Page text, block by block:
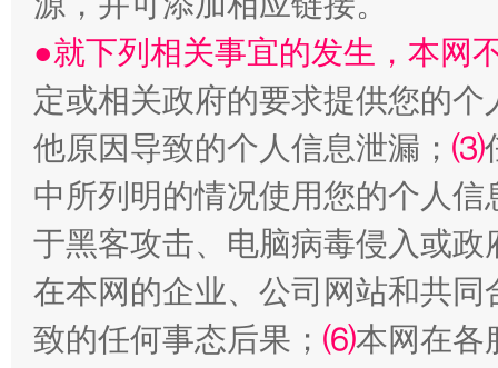
阿坝州三大球赛在茂县开幕 规模
●就下列相关事宜的发生，本网
定或相关政府的要求提供您的个
他原因导致的个人信息泄漏； ⑶
中所列明的情况使用您的个人
于黑客攻击、电脑病毒侵入或
在本网的企业、公司网站和共
致的任何事态后果； ⑹本网在各